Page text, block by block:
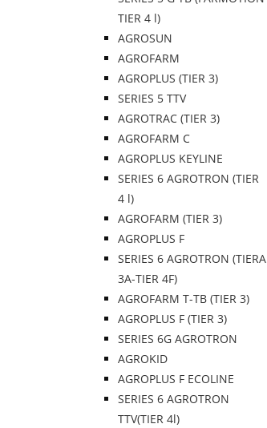
TIER 4 l)
AGROSUN
AGROFARM
AGROPLUS (TIER 3)
SERIES 5 TTV
AGROTRAC (TIER 3)
AGROFARM C
AGROPLUS KEYLINE
SERIES 6 AGROTRON (TIER
4 l)
AGROFARM (TIER 3)
AGROPLUS F
SERIES 6 AGROTRON (TIERA
3A-TIER 4F)
AGROFARM T-TB (TIER 3)
AGROPLUS F (TIER 3)
SERIES 6G AGROTRON
AGROKID
AGROPLUS F ECOLINE
SERIES 6 AGROTRON
TTV(TIER 4l)